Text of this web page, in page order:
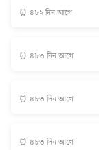
⏰ ৪৮২ দিন আগে
⏰ ৪৮৩ দিন আগে
⏰ ৪৮৩ দিন আগে
⏰ ৪৮৩ দিন আগে